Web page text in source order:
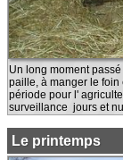
Un long moment
paille, à manger le
période pour l'
surveillance jours et
Le printemps